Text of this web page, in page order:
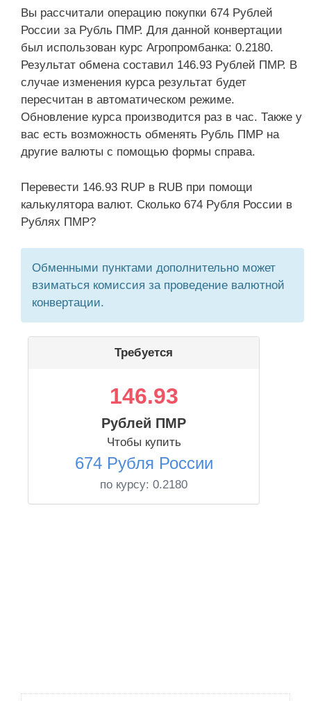
Вы рассчитали операцию покупки 674 Рублей
России за Рубль ПМР. Для данной конвертации
был использован курс Агропромбанка: 0.2180.
Результат обмена составил 146.93 Рублей ПМР. В
случае изменения курса результат будет
пересчитан в автоматическом режиме.
Обновление курса производится раз в час. Также у
вас есть возможность обменять Рубль ПМР на
другие валюты с помощью формы справа.
Перевести 146.93 RUP в RUB при помощи
калькулятора валют. Сколько 674 Рубля России в
Рублях ПМР?
Обменными пунктами дополнительно может
взиматься комиссия за проведение валютной
конвертации.
Требуется
146.93
Рублей ПМР
Чтобы купить
674 Рубля России
по курсу: 0.2180